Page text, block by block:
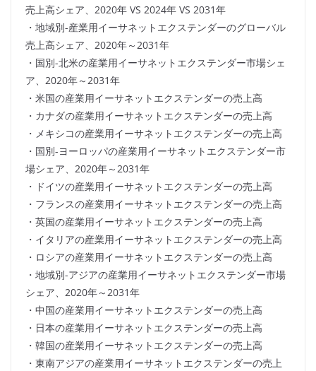
売上高シェア、2020年 VS 2024年 VS 2031年
・地域別-産業用イーサネットエクステンダーのグローバル
売上高シェア、2020年～2031年
・国別-北米の産業用イーサネットエクステンダー市場シェ
ア、2020年～2031年
・米国の産業用イーサネットエクステンダーの売上高
・カナダの産業用イーサネットエクステンダーの売上高
・メキシコの産業用イーサネットエクステンダーの売上高
・国別-ヨーロッパの産業用イーサネットエクステンダー市
場シェア、2020年～2031年
・ドイツの産業用イーサネットエクステンダーの売上高
・フランスの産業用イーサネットエクステンダーの売上高
・英国の産業用イーサネットエクステンダーの売上高
・イタリアの産業用イーサネットエクステンダーの売上高
・ロシアの産業用イーサネットエクステンダーの売上高
・地域別-アジアの産業用イーサネットエクステンダー市場
シェア、2020年～2031年
・中国の産業用イーサネットエクステンダーの売上高
・日本の産業用イーサネットエクステンダーの売上高
・韓国の産業用イーサネットエクステンダーの売上高
・東南アジアの産業用イーサネットエクステンダーの売上